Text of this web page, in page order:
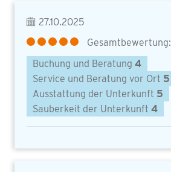
27.10.2025
Gesamtbewertung:
Buchung und Beratung 4
Service und Beratung vor Ort 5
Ausstattung der Unterkunft 5
Sauberkeit der Unterkunft 4